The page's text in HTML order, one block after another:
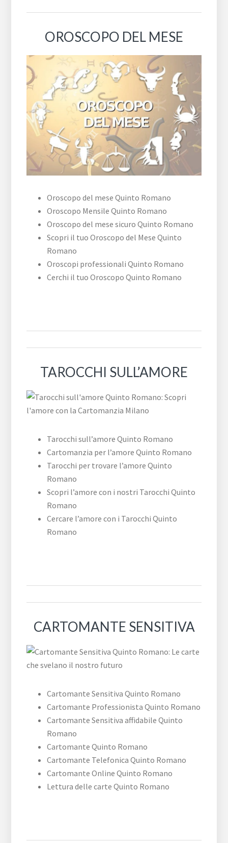
OROSCOPO DEL MESE
Oroscopo del mese Quinto Romano
Oroscopo Mensile Quinto Romano
Oroscopo del mese sicuro Quinto Romano
Scopri il tuo Oroscopo del Mese Quinto
Romano
Oroscopi professionali Quinto Romano
Cerchi il tuo Oroscopo Quinto Romano
TAROCCHI SULL’AMORE
Tarocchi sull’amore Quinto Romano
Cartomanzia per l’amore Quinto Romano
Tarocchi per trovare l’amore Quinto
Romano
Scopri l’amore con i nostri Tarocchi Quinto
Romano
Cercare l’amore con i Tarocchi Quinto
Romano
CARTOMANTE SENSITIVA
Cartomante Sensitiva Quinto Romano
Cartomante Professionista Quinto Romano
Cartomante Sensitiva affidabile Quinto
Romano
Cartomante Quinto Romano
Cartomante Telefonica Quinto Romano
Cartomante Online Quinto Romano
Lettura delle carte Quinto Romano